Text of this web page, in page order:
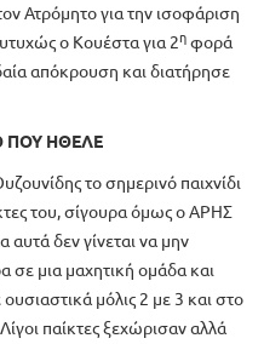
Ατρόμητο για την ισοφάριση
ο Κουέστα για 2ηφορά
απόκρουση και διατήρησε
ΠΟΥ ΗΘΕΛΕ
το σημερινό παιχνίδι
του, σίγουρα όμως ο ΑΡΗΣ
δεν γίνεται να μην
σε μια μαχητική ομάδα και
μόλις 2 με 3 και στο
παίκτες ξεχώρισαν αλλά